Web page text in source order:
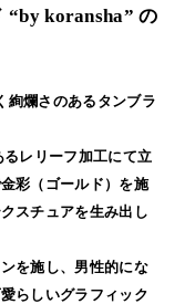
“by koransha” の
爛さのあるタンブラ
レリーフ加工にて立
彩（ゴールド）を施
スチュアを生み出し
を施し、男性的にな
らしいグラフィック